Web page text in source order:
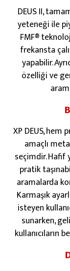
DEUS II,
yeteneği ile
FMF®
frekansta
yapabilir.
özelliği ve
XP DEUS, hem
amaçlı
seçimdir. Hafif
pratik
aramalarda
Karmaşık
isteyen
sunarken,
kullanıcıların